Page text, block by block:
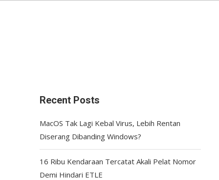
Recent Posts
MacOS Tak Lagi Kebal Virus, Lebih Rentan
Diserang Dibanding Windows?
16 Ribu Kendaraan Tercatat Akali Pelat Nomor
Demi Hindari ETLE